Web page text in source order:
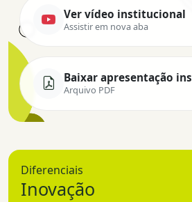
Ver vídeo institucional
Assistir em nova aba
Baixar apresentação
Arquivo PDF
Diferenciais
Inovação